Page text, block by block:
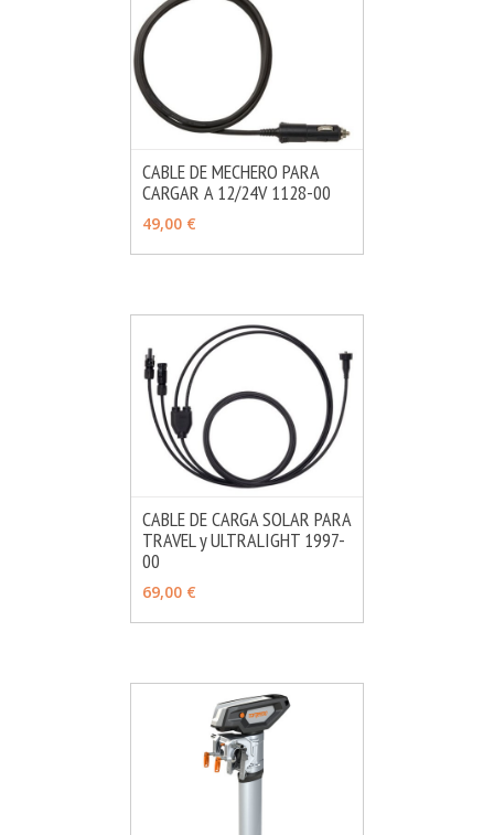
AÑADIR MÁS INFO
CABLE DE MECHERO PARA
CARGAR A 12/24V 1128-00
49,00 €
AÑADIR MÁS INFO
CABLE DE CARGA SOLAR PARA
TRAVEL y ULTRALIGHT 1997-
00
69,00 €